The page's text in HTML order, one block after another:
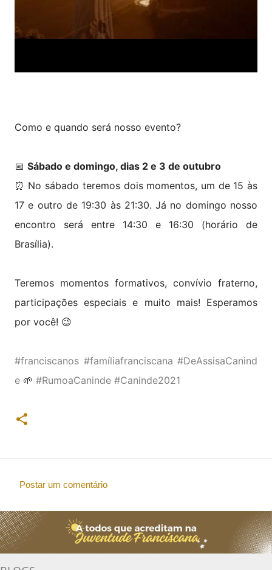
Como e quando será nosso evento?
📅 Sábado e domingo, dias 2 e 3 de outubro
⏰ No sábado teremos dois momentos, um de 15 às
17 e outro de 19:30 às 21:30. Já no domingo nosso
encontro será entre 14:30 e 16:30 (horário de
Brasília).
Teremos momentos formativos, convívio fraterno,
participações especiais e muito mais! Esperamos
por você! 😉
#franciscanos #famíliafranciscana #DeAssisaCanind
e 🌱 #RumoaCaninde #Caninde2021
o
m
e
n
Postar um comentário